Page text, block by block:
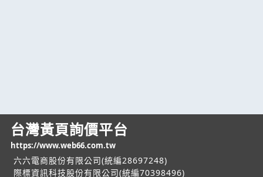
台灣黃頁詢價平台
https://www.web66.com.tw
六六電商股份有限公司(統編28697248)
際標資訊科技股份有限公司(統編70398496)